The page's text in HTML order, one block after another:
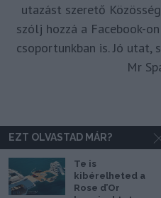
utazást szerető
szólj hozzá a Facebook-
csoportunkban is. Jó utat,
Mr
EZT OLVASTAD MÁR?
Te is
kibérelheted a
Rose d’Or